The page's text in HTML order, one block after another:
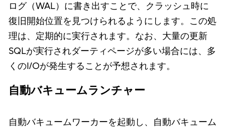
ログ（WAL）に書き出すことで、クラッシュ時に
復旧開始位置を見つけられるようにします。この処
理は、定期的に実行されます。なお、大量の更新
SQLが実行されダーティページが多い場合には、多
くのI/Oが発生することが予想されます。
自動バキュームランチャー
自動バキュームワーカーを起動し、自動バキューム